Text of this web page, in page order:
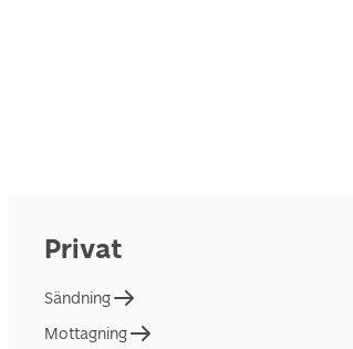
Privat
Sändning
Mottagning